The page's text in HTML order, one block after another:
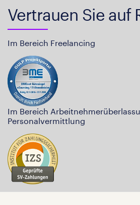
Vertrauen Sie auf
Im Bereich Freelancing
Im Bereich
Personalvermittlung